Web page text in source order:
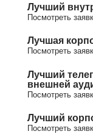
Лучший
Посмотреть
Лучшая
Посмотреть
Лучший
внешней
Посмотреть
Лучший
Посмотреть